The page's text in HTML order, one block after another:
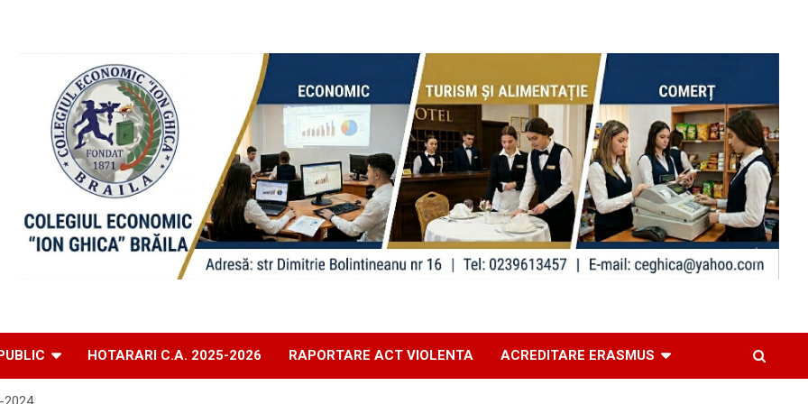
HOTARARI C.A. 2025-2026 RAPORTARE ACT VIOLENTA ACREDITARE ERASMUS